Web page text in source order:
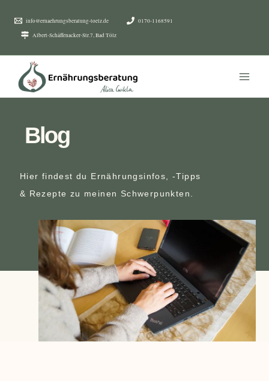
Inhalt
springen
info@ernaehrungsberatung-toelz.de
0170-1168591
Albert-Schäffenacker-Str.7, Bad Tölz
Blog
Hier findest du Ernährungsinfos, -Tipps
& Rezepte zu meinen Schwerpunkten.